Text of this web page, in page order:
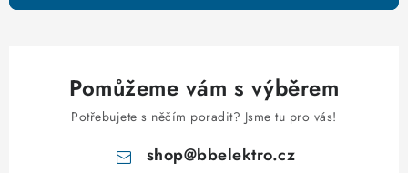
i
Pomůžeme vám s výběrem
Potřebujete s něčím poradit? Jsme tu pro vás!
shop@bbelektro.cz